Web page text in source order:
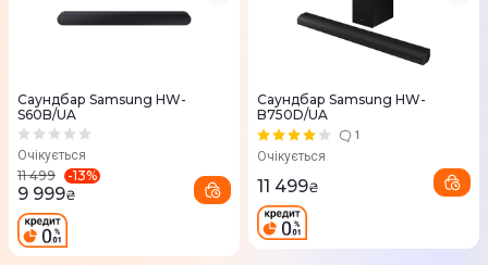
Саундбар Samsung HW-
S60B/UA
Очікується
11 499 -13%
9 999₴
Саундбар Samsung HW-
B750D/UA
1
Очікується
11 499₴